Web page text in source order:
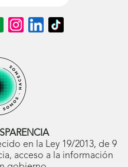
Síguenos
en
abrirá
en
ventana
nueva)
Síguenos
en
Síguenos
en
en la Ley 19/2013, de 9
acceso a la información